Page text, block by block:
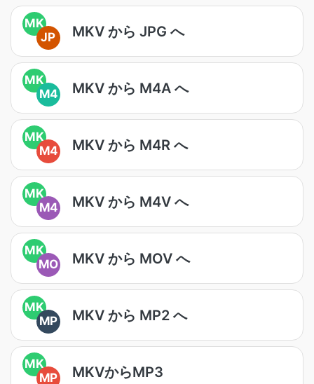
MK
JP
MKV から JPG へ
MK
M4
MKV から M4A へ
MK
M4
MKV から M4R へ
MK
M4
MKV から M4V へ
MK
MO
MKV から MOV へ
MK
MP
MKV から MP2 へ
MK
MP
MKVからMP3